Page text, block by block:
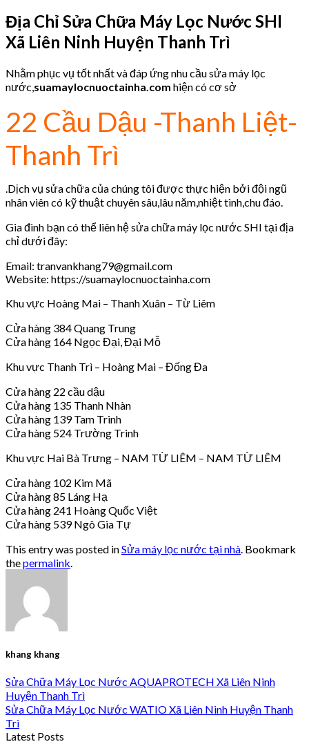
Địa Chỉ Sửa Chữa Máy Lọc Nước SHI
Xã Liên Ninh Huyện Thanh Trì
Nhằm phục vụ tốt nhất và đáp ứng nhu cầu sửa máy lọc
nước, suamaylocnuoctainha.com hiện có cơ sở
22 Cầu Dậu -Thanh Liệt-
Thanh Trì
.Dịch vụ sửa chữa của chúng tôi được thực hiện bởi đội ngũ
nhân viên có kỹ thuật chuyên sâu,lâu năm,nhiệt tình,chu đáo.
Gia đình bạn có thể liên hệ sửa chữa máy lọc nước SHI tại địa
chỉ dưới đây:
Email: tranvankhang79@gmail.com
Website: https://suamaylocnuoctainha.com
Khu vực Hoàng Mai – Thanh Xuân – Từ Liêm
Cửa hàng 384 Quang Trung
Cửa hàng 164 Ngọc Đại, Đại Mỗ
Khu vực Thanh Trì – Hoàng Mai – Đống Đa
Cửa hàng 22 cầu dậu
Cửa hàng 135 Thanh Nhàn
Cửa hàng 139 Tam Trinh
Cửa hàng 524 Trường Trinh
Khu vực Hai Bà Trưng – NAM TỪ LIÊM – NAM TỪ LIÊM
Cửa hàng 102 Kim Mã
Cửa hàng 85 Láng Hạ
Cửa hàng 241 Hoàng Quốc Việt
Cửa hàng 539 Ngô Gia Tự
This entry was posted inSửa máy lọc nước tại nhà . Bookmark
thepermalink
khang khang
Sửa Chữa Máy Lọc Nước AQUAPROTECH Xã Liên Ninh
Huyện Thanh Trì
Sửa Chữa Máy Lọc Nước WATIO Xã Liên Ninh Huyện Thanh
Trì
Latest Posts